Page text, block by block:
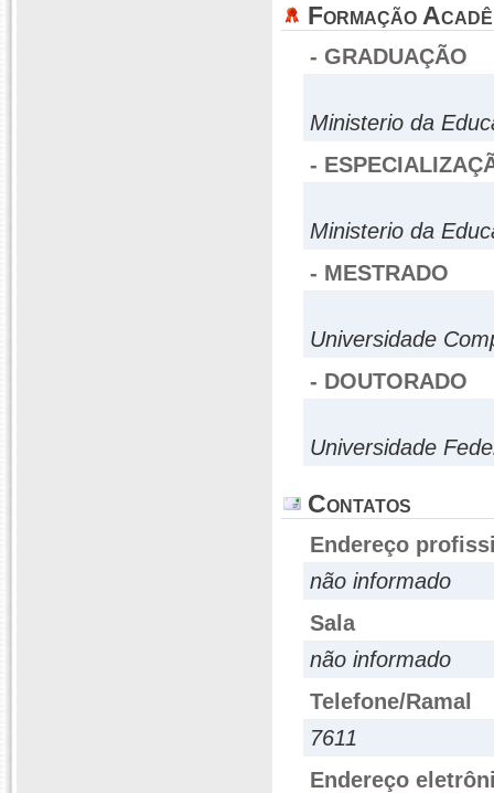
Formação
- GRADUAÇÃO
Ministerio da
-
Ministerio da
- MESTRADO
Universidade
- DOUTORADO
Universidade
Contatos
Endereço
não informado
Sala
não informado
Telefone/Ramal
7611
Endereço